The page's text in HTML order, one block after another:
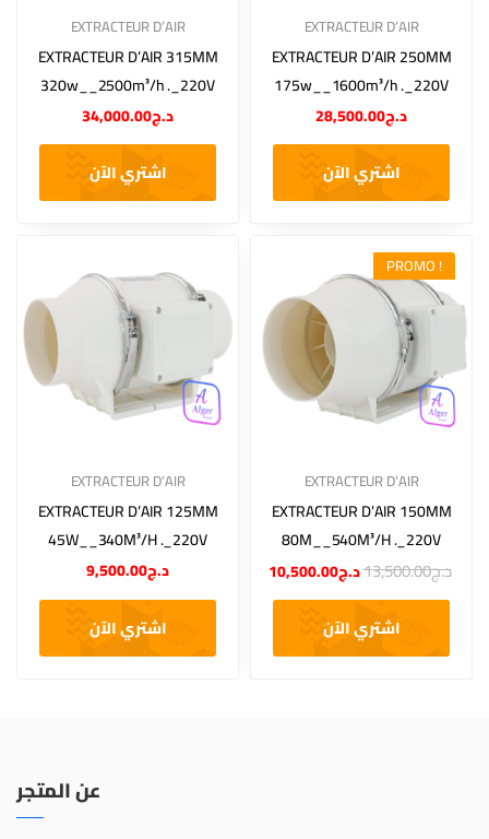
EXTRACTEUR D’AIR
EXTRACTEUR D’AIR 315MM
320w__2500m³/h ._220V
د.ج34,000.00
اشتري الآن
EXTRACTEUR D’AIR
EXTRACTEUR D’AIR 250MM
175w__1600m³/h ._220V
د.ج28,500.00
اشتري الآن
EXTRACTEUR D’AIR
EXTRACTEUR D’AIR 125MM
45W__340M³/H ._220V
د.ج9,500.00
اشتري الآن
PROMO !
EXTRACTEUR D’AIR
EXTRACTEUR D’AIR 150MM
80M__540M³/H ._220V
د.ج10,500.00 د.ج13,500.00
اشتري الآن
عن المتجر